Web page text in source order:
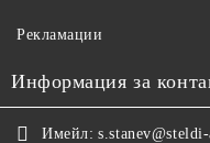
Рекламации
Информация за
Имейл: